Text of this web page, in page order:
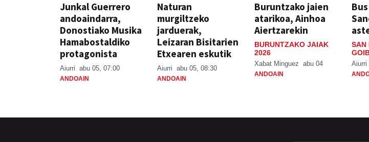
Junkal Guerrero
andoaindarra,
Donostiako Musika
Hamabostaldiko
protagonista
Aiurri abu 05, 07:00
ANDOAIN
Naturan
murgiltzeko
jarduerak,
Leizaran Bisitarien
Etxearen eskutik
Aiurri abu 05, 08:30
ANDOAIN
Buruntzako jaien
atarikoa, Ainhoa
Aiertzarekin
BURUNTZAKO JAIAK
2026
Xabat Minguez abu 04
ANDOAIN
SAN
Aiurri